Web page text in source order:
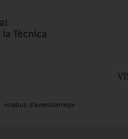
trabuc d'avantcàrrega